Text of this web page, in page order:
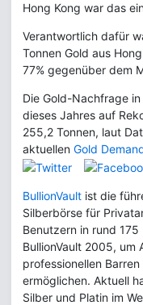
Hong Kong war das
Verantwortlich dafür
Tonnen Gold aus
77% gegenüber dem
Die Gold-Nachfrage
dieses Jahres auf
255,2 Tonnen, laut
aktuellen Gold
BullionVault ist die
Silberbörse für
Benutzern in rund
BullionVault 2005, um
professionellen
ermöglichen. Aktuell
Silber und Platin im